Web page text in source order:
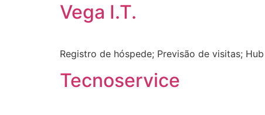
Vega I.T.
Registro de hóspede; Previsão de visitas;
Tecnoservice